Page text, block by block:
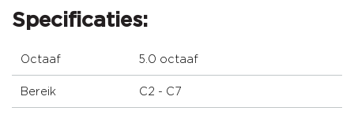
Specificaties:
Octaaf 5.0 octaaf
Bereik C2 - C7